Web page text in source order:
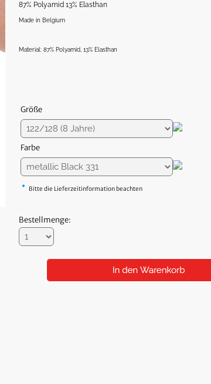
87% Polyamid 13% Elasthan
Made in Belgium
Material: 87% Polyamid, 13% Elasthan
Größe
Farbe
• Bitte die Lieferzeitinformation beachten
Bestellmenge: